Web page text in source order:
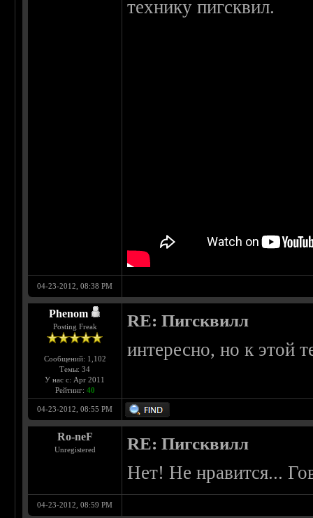
технику пигсквил.
04-23-2012, 08:38 PM
Phenom
Posting Freak
Сообщений: 1,102
Темы: 34
У нас с: Apr 2011
Рейтинг: 40
RE: Пигсквилл
интересно, но к этой
04-23-2012, 08:55 PM
Ro-neF
Unregistered RE: Пигсквилл
Нет! Не нравится...
04-23-2012, 08:59 PM